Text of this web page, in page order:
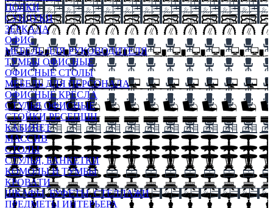
ПОЛКИ
СУНДУКИ
ЗЕРКАЛА
ОФИС
МЕБЕЛЬ ДЛЯ РУКОВОДИТЕЛЯ
ТУМБЫ ОФИСНЫЕ
ОФИСНЫЕ СТОЛЫ
МЕБЕЛЬ ДЛЯ ПЕРСОНАЛА
ОФИСНЫЕ КРЕСЛА
СТУЛЬЯ ОФИСНЫЕ
СТОЙКИ РЕСЕПШН
КАБИНЕТ
МАССИВ
СТОЛЫ
СТУЛЬЯ, БАНКЕТКИ
КОМОДЫ И ТУМБЫ
КРОВАТИ
ШКАФЫ, БУФЕТЫ, СТЕЛЛАЖИ
ПРЕДМЕТЫ ИНТЕРЬЕРА